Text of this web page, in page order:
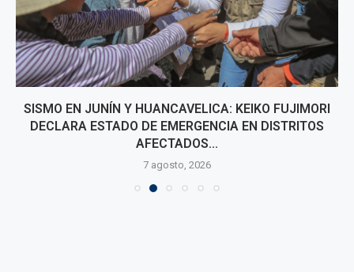
SISMO EN JUNÍN Y HUANCAVELICA: KEIKO FUJIMORI
DECLARA ESTADO DE EMERGENCIA EN DISTRITOS
AFECTADOS...
7 agosto, 2026